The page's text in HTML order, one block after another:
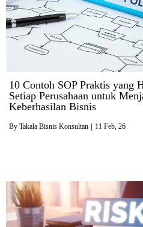
10 Contoh SOP Praktis yang
Setiap Perusahaan untuk
Keberhasilan Bisnis
By Takala Bisnis Konsultan 11 Feb, 26